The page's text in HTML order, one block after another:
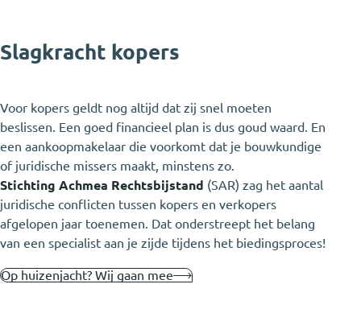
Slagkracht kopers
Voor kopers geldt nog altijd dat zij snel moeten
beslissen. Een goed financieel plan is dus goud waard. En
een aankoopmakelaar die voorkomt dat je bouwkundige
of juridische missers maakt, minstens zo.
Stichting Achmea Rechtsbijstand (SAR) zag het aantal
juridische conflicten tussen kopers en verkopers
afgelopen jaar toenemen. Dat onderstreept het belang
van een specialist aan je zijde tijdens het biedingsproces!
Op huizenjacht? Wij gaan mee